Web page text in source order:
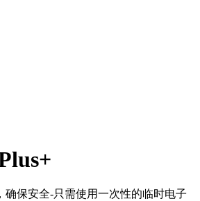
确保安全-只需使用一次性的临时电子